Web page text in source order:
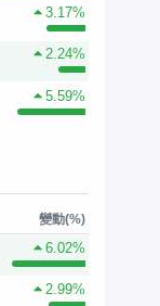
3.17%
2.24%
5.59%
變動(%)
6.02%
2.99%